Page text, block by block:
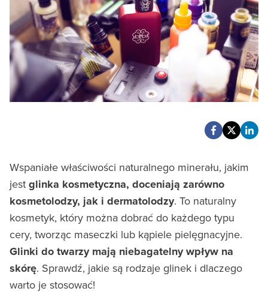
Wspaniałe właściwości naturalnego minerału, jakim
jest glinka kosmetyczna, doceniają zarówno
kosmetolodzy, jak i dermatolodzy. To naturalny
kosmetyk, który można dobrać do każdego typu
cery, tworząc maseczki lub kąpiele pielęgnacyjne.
Glinki do twarzy mają niebagatelny wpływ na
skórę. Sprawdź, jakie są rodzaje glinek i dlaczego
warto je stosować!